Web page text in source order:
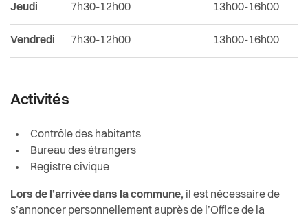
Jeudi 7h30-12h00 13h00-16h00
Vendredi 7h30-12h00 13h00-16h00
Activités
Contrôle des habitants
Bureau des étrangers
Registre civique
Lors de l’arrivée dans la commune, il est nécessaire de
s’annoncer personnellement auprès de l’Office de la